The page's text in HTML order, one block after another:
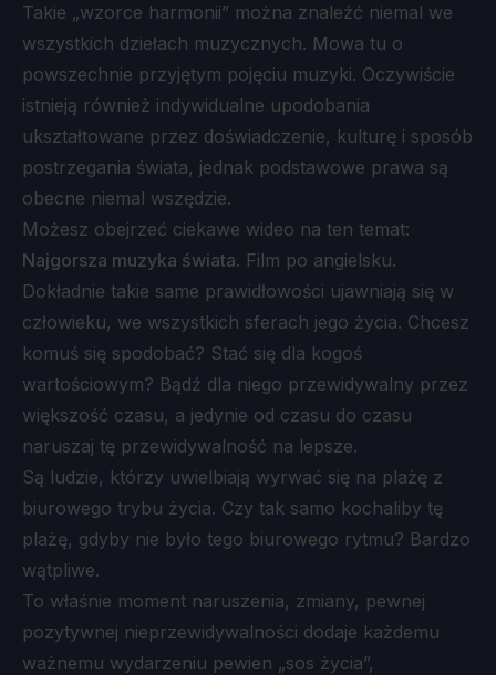
Takie „wzorce harmonii” można znaleźć niemal we
wszystkich dziełach muzycznych. Mowa tu o
powszechnie przyjętym pojęciu muzyki. Oczywiście
istnieją również indywidualne upodobania
ukształtowane przez doświadczenie, kulturę i sposób
postrzegania świata, jednak podstawowe prawa są
obecne niemal wszędzie.
Możesz obejrzeć ciekawe wideo na ten temat:
Najgorsza muzyka świata. Film po angielsku.
Dokładnie takie same prawidłowości ujawniają się w
człowieku, we wszystkich sferach jego życia. Chcesz
komuś się spodobać? Stać się dla kogoś
wartościowym? Bądź dla niego przewidywalny przez
większość czasu, a jedynie od czasu do czasu
naruszaj tę przewidywalność na lepsze.
Są ludzie, którzy uwielbiają wyrwać się na plażę z
biurowego trybu życia. Czy tak samo kochaliby tę
plażę, gdyby nie było tego biurowego rytmu? Bardzo
wątpliwe.
To właśnie moment naruszenia, zmiany, pewnej
pozytywnej nieprzewidywalności dodaje każdemu
ważnemu wydarzeniu pewien „sos życia”,